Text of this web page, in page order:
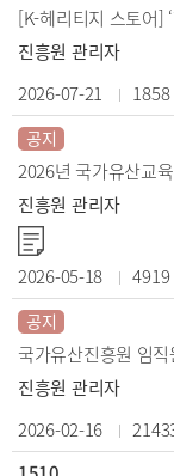
진흥원 관리자
2026-07-21
1858
공지
진흥원 관리자
2026-05-18 4919
공지
국가유산진흥원 임
진흥원 관리자
2026-02-16